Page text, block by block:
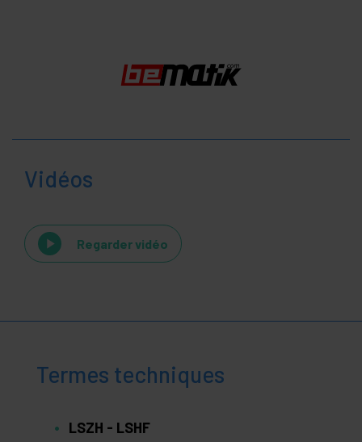
Vidéos
Regarder vidéo
Termes techniques
LSZH - LSHF